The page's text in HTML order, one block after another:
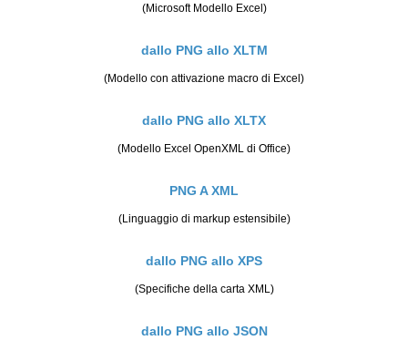
(Microsoft Modello Excel)
dallo PNG allo XLTM
(Modello con attivazione macro di Excel)
dallo PNG allo XLTX
(Modello Excel OpenXML di Office)
PNG A XML
(Linguaggio di markup estensibile)
dallo PNG allo XPS
(Specifiche della carta XML)
dallo PNG allo JSON